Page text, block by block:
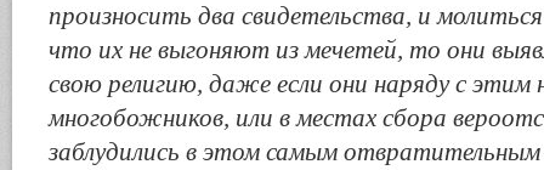
произносить два свидетельства, и
что их не выгоняют из мечетей, то они
свою религию, даже если они наряду с этим
многобожников, или в местах сбора
заблудились в этом самым